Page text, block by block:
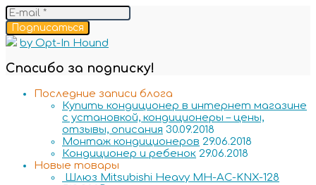
Подписаться
by Opt-In Hound
Спасибо за подписку!
Последние записи блога
Купить кондиционер в интернет магазине
с установкой, кондиционеры – цены,
отзывы, описания 30.09.2018
Монтаж кондиционеров 29.06.2018
Кондиционер и ребенок 29.06.2018
Новые товары
Шлюз Mitsubishi Heavy MH-AC-KNX-128